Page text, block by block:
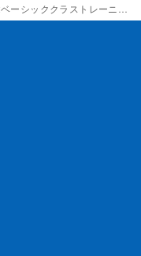
ククラストレーニングレポート